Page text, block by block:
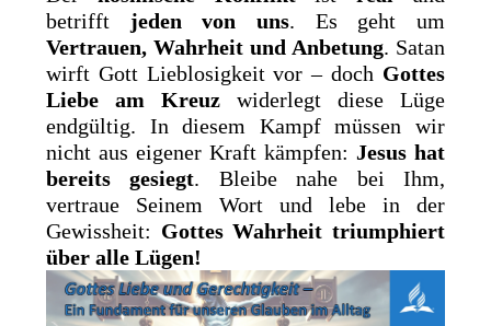
betrifft jeden von uns. Es geht um
Vertrauen, Wahrheit und Anbetung. Satan
wirft Gott Lieblosigkeit vor – doch Gottes
Liebe am Kreuz widerlegt diese Lüge
endgültig. In diesem Kampf müssen wir
nicht aus eigener Kraft kämpfen: Jesus hat
bereits gesiegt. Bleibe nahe bei Ihm,
vertraue Seinem Wort und lebe in der
Gewissheit: Gottes Wahrheit triumphiert
über alle Lügen!